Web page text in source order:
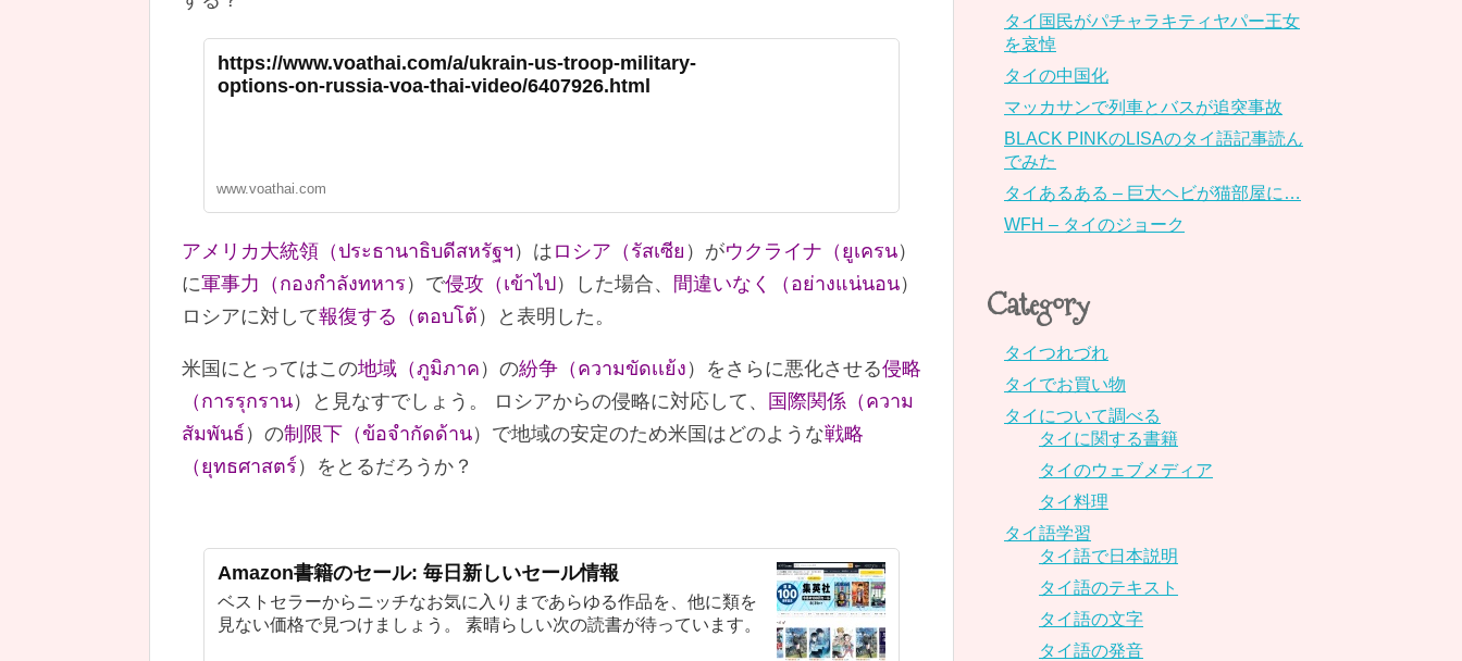
https://www.voathai.com/a/ukrain-us-troop-military-
options-on-russia-voa-thai-video/6407926.html
www.voathai.com
アメリカ大統領（ประธานาธิบดีสหรัฐฯ ）は ロシア（รัสเซีย ）がウクライナ（ยูเครน）
に軍事力（กองกำลังทหาร ）で侵攻（เข้าไป ）した場合、 間違いなく（อย่างแน่นอน）
ロシアに対して報復する（ตอบโต้ ）と表明した。
米国にとってはこの地域（ภูมิภาค ）の紛争（ความขัดเเย้ง ）をさらに悪化させる侵略
（การรุกราน）と見なすでしょう。 ロシアからの侵略に対応して、
国際関係（ความ
สัมพันธ์ ）の制限下（ข้อจำกัดด้าน）で地域の安定のため米国はどのような戦略
（ยุทธศาสตร์ ）をとるだろうか？
Amazon書籍のセール: 毎日新しいセール情報
ベストセラーからニッチなお気に入りまであらゆる作品を、他に類を
見ない価格で見つけましょう。 素晴らしい次の読書が待っています。
タイ国民がパチャラキティヤパー王女
を哀悼
タイの中国化
マッカサンで列車とバスが追突事故
BLACK PINKのLISAのタイ語記事読ん
でみた
タイあるある – 巨大ヘビが猫部屋に…
WFH – タイのジョーク
Category
タイつれづれ
タイでお買い物
タイについて調べる
タイに関する書籍
タイのウェブメディア
タイ料理
タイ語学習
タイ語で日本説明
タイ語のテキスト
タイ語の文字
タイ語の発音